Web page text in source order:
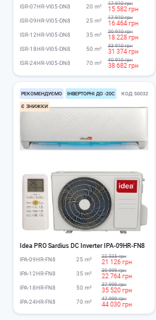
ISR-07HR-VI05-DN8 20 m² 17 910 грн
15 582 грн
ISR-09HR-VI05-DN8 25 m² 17 910 грн
16 464 грн
ISR-12HR-VI05-DN8 35 m² 20 910 грн
18 228 грн
ISR-18HR-VI05-DN8 50 m² 33 910 грн
31 374 грн
ISR-24HR-VI05-DN8 70 m² 40 910 грн
38 682 грн
РЕКОМЕНДУЄМО ІНВЕРТОРНІ ДО -20С
Є ЗНИЖКИ
КОД 50032
Idea PRO Sardius DC Inverter IPA-09HR-FN8
IPA-09HR-FN8 25 m² 22 535 грн
21 126 грн
IPA-12HR-FN8 35 m² 39 999 грн
22 764 грн
IPA-18HR-FN8 50 m² 37 999 грн
35 520 грн
IPA-24HR-FN8 70 m² 47 999 грн
44 030 грн